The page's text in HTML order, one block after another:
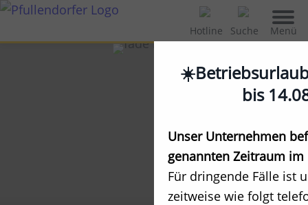
Hotline Suche Menü
bis
Unser Unternehmen
genannten Zeitraum
Für dringende Fälle ist
zeitweise wie folgt